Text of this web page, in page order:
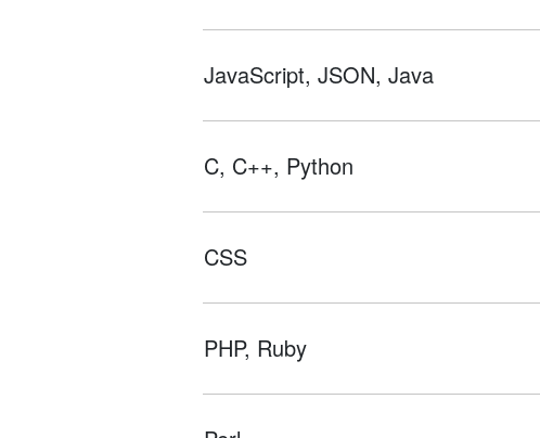
JavaScript, JSON, Java
C, C++, Python
CSS
PHP, Ruby